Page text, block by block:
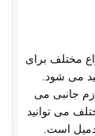
مختلف برای
می شود.
جانبی می
می توانید
است.